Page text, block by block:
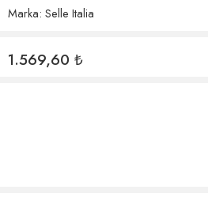
Marka: Selle Italia
1.569,60 ₺